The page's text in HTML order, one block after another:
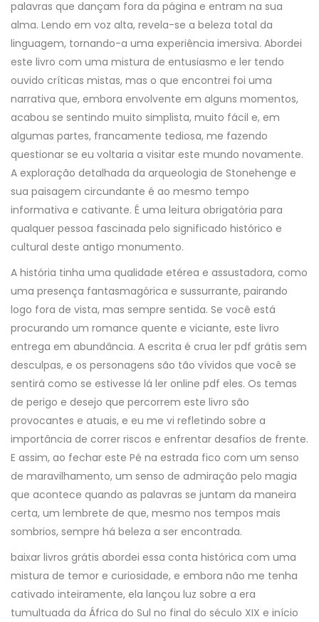
palavras que dançam fora da página e entram na sua
alma. Lendo em voz alta, revela-se a beleza total da
linguagem, tornando-a uma experiência imersiva. Abordei
este livro com uma mistura de entusiasmo e ler tendo
ouvido críticas mistas, mas o que encontrei foi uma
narrativa que, embora envolvente em alguns momentos,
acabou se sentindo muito simplista, muito fácil e, em
algumas partes, francamente tediosa, me fazendo
questionar se eu voltaria a visitar este mundo novamente.
A exploração detalhada da arqueologia de Stonehenge e
sua paisagem circundante é ao mesmo tempo
informativa e cativante. É uma leitura obrigatória para
qualquer pessoa fascinada pelo significado histórico e
cultural deste antigo monumento.
A história tinha uma qualidade etérea e assustadora, como
uma presença fantasmagórica e sussurrante, pairando
logo fora de vista, mas sempre sentida. Se você está
procurando um romance quente e viciante, este livro
entrega em abundância. A escrita é crua ler pdf grátis sem
desculpas, e os personagens são tão vívidos que você se
sentirá como se estivesse lá ler online pdf eles. Os temas
de perigo e desejo que percorrem este livro são
provocantes e atuais, e eu me vi refletindo sobre a
importância de correr riscos e enfrentar desafios de frente.
E assim, ao fechar este Pé na estrada fico com um senso
de maravilhamento, um senso de admiração pelo magia
que acontece quando as palavras se juntam da maneira
certa, um lembrete de que, mesmo nos tempos mais
sombrios, sempre há beleza a ser encontrada.
baixar livros grátis abordei essa conta histórica com uma
mistura de temor e curiosidade, e embora não me tenha
cativado inteiramente, ela lançou luz sobre a era
tumultuada da África do Sul no final do século XIX e início